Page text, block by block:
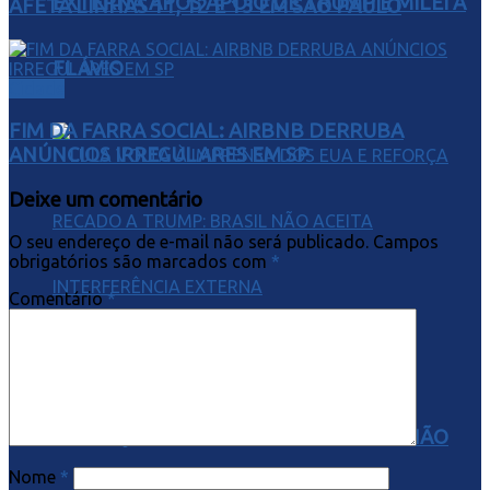
FLÁVIO
REFORÇA RECADO A TRUMP: BRASIL NÃO
AFETA LINHAS 11, 12 E 13 EM SÃO PAULO
FIM DA FARRA SOCIAL: AIRBNB DERRUBA
ANÚNCIOS IRREGULARES EM SP
Deixe um comentário
O seu endereço de e-mail não será publicado. Campos
obrigatórios são marcados com *
Comentário*
Nome *